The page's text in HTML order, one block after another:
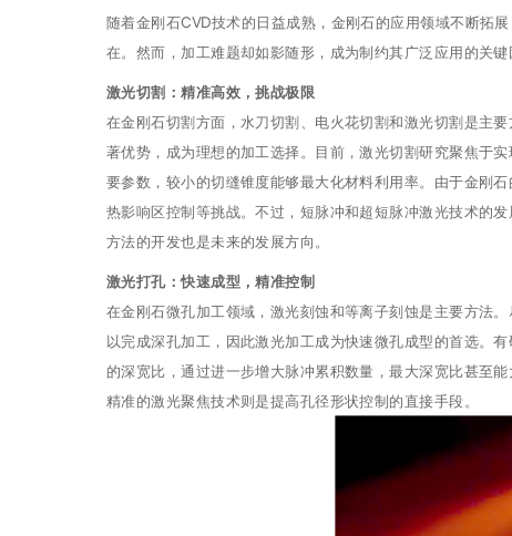
随着金刚石CVD技术的日益成熟，金刚石的应用领域不断拓
在。然而，加工难题却如影随形，成为制约其广泛应用的关
激光切割：精准高效，挑战极限
在金刚石切割方面，水刀切割、电火花切割和激光切割是主
著优势，成为理想的加工选择。目前，激光切割研究聚焦于
要参数，较小的切缝锥度能够最大化材料利用率。由于金刚
热影响区控制等挑战。不过，短脉冲和超短脉冲激光技术的
方法的开发也是未来的发展方向。
激光打孔：快速成型，精准控制
在金刚石微孔加工领域，激光刻蚀和等离子刻蚀是主要方法
以完成深孔加工，因此激光加工成为快速微孔成型的首选。
的深宽比，通过进一步增大脉冲累积数量，最大深宽比甚至
精准的激光聚焦技术则是提高孔径形状控制的直接手段。